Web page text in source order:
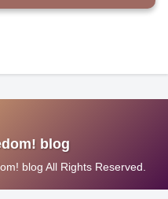
blog
blog All Rights Reserved.